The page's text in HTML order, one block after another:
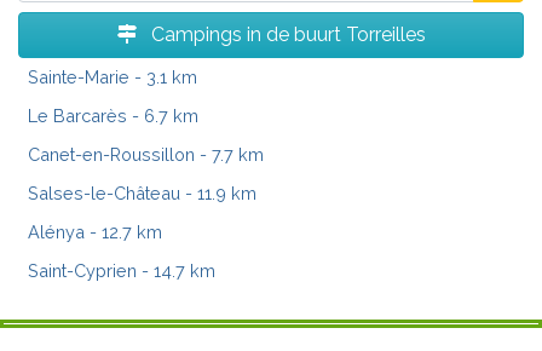
Campings in de buurt Torreilles
Sainte-Marie - 3.1 km
Le Barcarès - 6.7 km
Canet-en-Roussillon - 7.7 km
Salses-le-Château - 11.9 km
Alénya - 12.7 km
Saint-Cyprien - 14.7 km